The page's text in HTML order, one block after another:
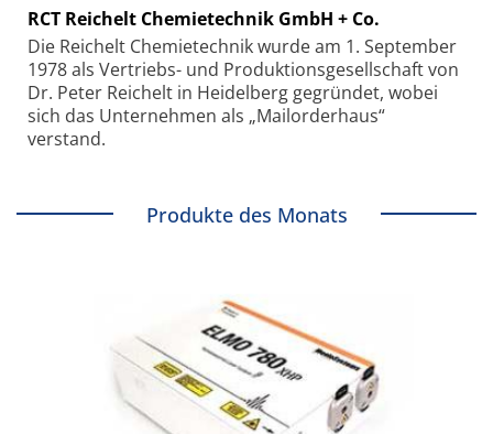
RCT Reichelt Chemietechnik GmbH + Co.
Die Reichelt Chemietechnik wurde am 1. September
1978 als Vertriebs- und Produktionsgesellschaft von
Dr. Peter Reichelt in Heidelberg gegründet, wobei
sich das Unternehmen als „Mailorderhaus“
verstand.
Produkte des Monats